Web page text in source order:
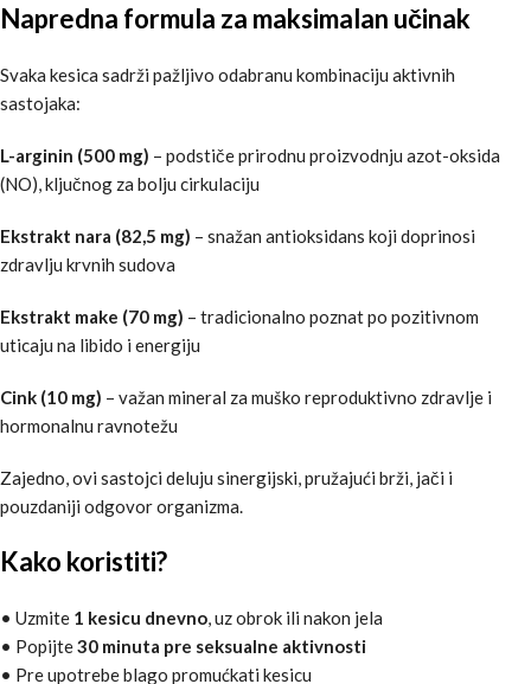
Napredna formula za maksimalan učinak
Svaka kesica sadrži pažljivo odabranu kombinaciju aktivnih
sastojaka:
L-arginin (500 mg) – podstiče prirodnu proizvodnju azot-oksida
(NO), ključnog za bolju cirkulaciju
Ekstrakt nara (82,5 mg) – snažan antioksidans koji doprinosi
zdravlju krvnih sudova
Ekstrakt make (70 mg) – tradicionalno poznat po pozitivnom
uticaju na libido i energiju
Cink (10 mg) – važan mineral za muško reproduktivno zdravlje i
hormonalnu ravnotežu
Zajedno, ovi sastojci deluju sinergijski, pružajući brži, jači i
pouzdaniji odgovor organizma.
Kako koristiti?
• Uzmite 1 kesicu dnevno, uz obrok ili nakon jela
• Popijte30 minuta pre seksualne aktivnosti
• Pre upotrebe blago promućkati kesicu